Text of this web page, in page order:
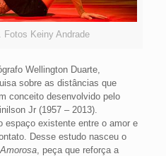
Fotos Keiny Andrade
Wellington Duarte,
sobre as distâncias que
conceito desenvolvido pelo
Jr (1957 – 2013).
espaço existente entre o amor e
Desse estudo nasceu o
, peça que reforça a